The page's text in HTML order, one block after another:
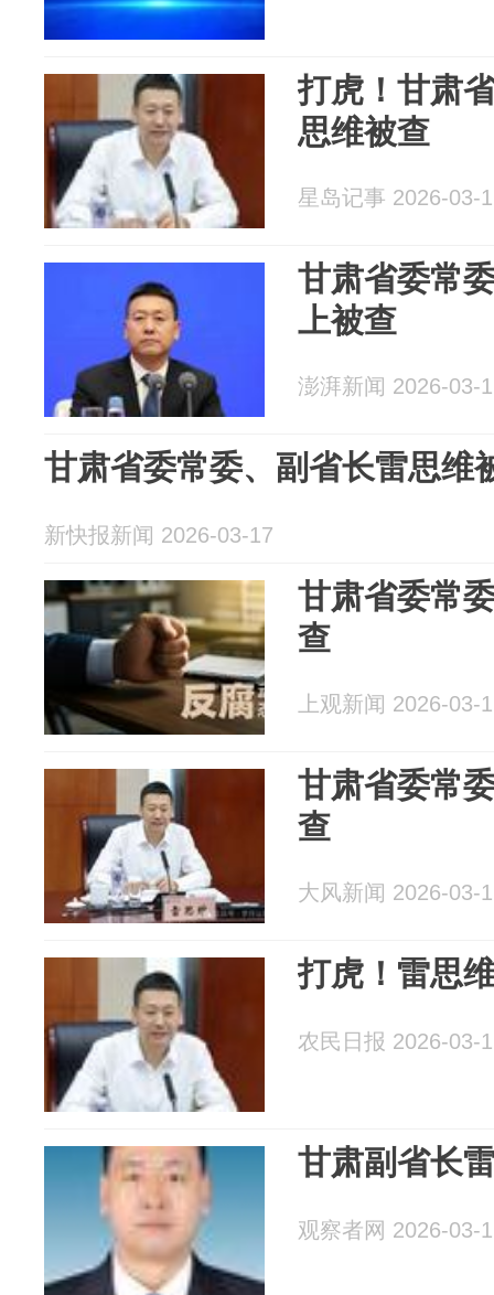
打虎！甘肃
思维被查
星岛记事 2026-03-
甘肃省委常
上被查
澎湃新闻 2026-03-
甘肃省委常委、副省长雷思维
新快报新闻 2026-03-17
甘肃省委常
查
上观新闻 2026-03-
甘肃省委常
查
大风新闻 2026-03-
打虎！雷思
农民日报 2026-03-
甘肃副省长
观察者网 2026-03-